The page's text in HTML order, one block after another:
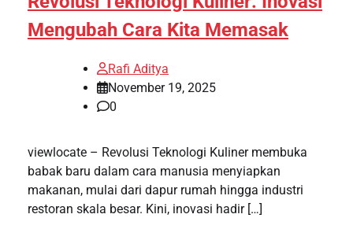
Mengubah Cara Kita Memasak
Rafi Aditya
November 19, 2025
0
viewlocate – Revolusi Teknologi Kuliner membuka
babak baru dalam cara manusia menyiapkan
makanan, mulai dari dapur rumah hingga industri
restoran skala besar. Kini, inovasi hadir […]